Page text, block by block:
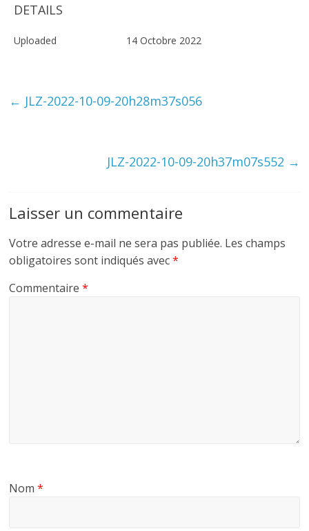
DETAILS
Uploaded 14 Octobre 2022
← JLZ-2022-10-09-20h28m37s056
JLZ-2022-10-09-20h37m07s552 →
Laisser un commentaire
Votre adresse e-mail ne sera pas publiée. Les champs
obligatoires sont indiqués avec*
Commentaire*
Nom*